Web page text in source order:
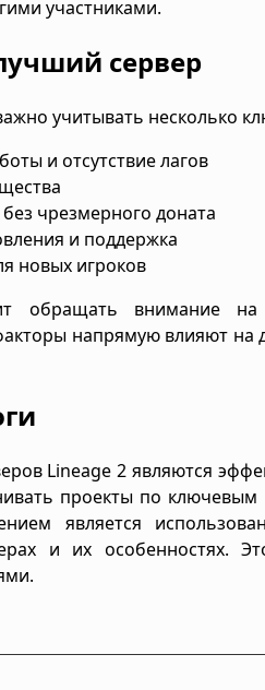
участниками.
сервер
учитывать несколько
и отсутствие лагов
чрезмерного доната
и поддержка
новых игроков
обращать внимание
напрямую влияют на
Lineage 2 являются
проекты по
является
и их особенностях.